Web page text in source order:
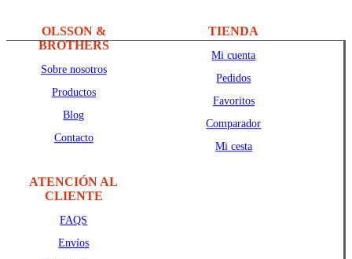
OLSSON &
BROTHERS
Sobre nosotros
Productos
Blog
Contacto
TIENDA
Mi cuenta
Pedidos
Favoritos
Comparador
Mi cesta
ATENCIÓN AL
CLIENTE
FAQS
Envíos